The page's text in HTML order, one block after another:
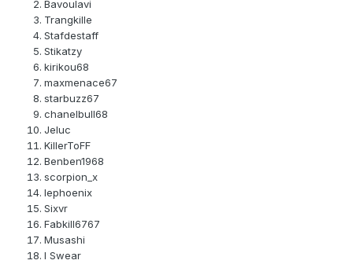
Bavoulavi
Trangkille
Stafdestaff
Stikatzy
kirikou68
maxmenace67
starbuzz67
chanelbull68
Jeluc
KillerToFF
Benben1968
scorpion_x
lephoenix
Sixvr
Fabkill6767
Musashi
I Swear